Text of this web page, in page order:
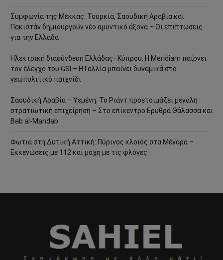
Συμφωνία της Μέκκας: Τουρκία, Σαουδική Αραβία και
Πακιστάν δημιουργούν νέο αμυντικό άξονα – Οι επιπτώσεις
για την Ελλάδα
Ηλεκτρική διασύνδεση Ελλάδας–Κύπρου: Η Meridiam παίρνει
τον έλεγχο του GSI – Η Γαλλία μπαίνει δυναμικά στο
γεωπολιτικό παιχνίδι
Σαουδική Αραβία – Υεμένη: Το Ριάντ προετοιμάζει μεγάλη
στρατιωτική επιχείρηση – Στο επίκεντρο Ερυθρά Θάλασσα και
Bab al-Mandab
Φωτιά στη Δυτική Αττική: Πύρινος κλοιός στα Μέγαρα –
Εκκενώσεις με 112 και μάχη με τις φλόγες